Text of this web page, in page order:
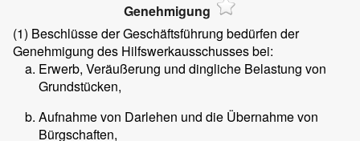
Genehmigung
(1) Beschlüsse der Geschäftsführung bedürfen der
Genehmigung des Hilfswerkausschusses bei:
Erwerb, Veräußerung und dingliche Belastung von
Grundstücken,
Aufnahme von Darlehen und die Übernahme von
Bürgschaften,